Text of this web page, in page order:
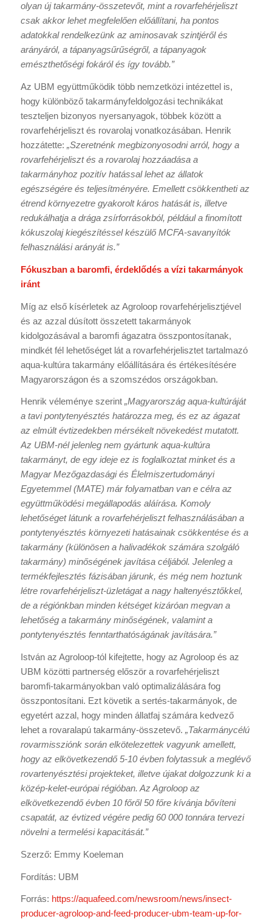
olyan új takarmány-összetevőt, mint a rovarfehérjeliszt
csak akkor lehet megfelelően előállítani, ha pontos
adatokkal rendelkezünk az aminosavak szintjéről és
arányáról, a tápanyagsűrűségről, a tápanyagok
emészthetőségi fokáról és így tovább.”
Az UBM együttműködik több nemzetközi intézettel is,
hogy különböző takarmányfeldolgozási technikákat
teszteljen bizonyos nyersanyagok, többek között a
rovarfehérjeliszt és rovarolaj vonatkozásában. Henrik
hozzátette: „Szeretnénk megbizonyosodni arról, hogy a
rovarfehérjeliszt és a rovarolaj hozzáadása a
takarmányhoz pozitív hatással lehet az állatok
egészségére és teljesítményére. Emellett csökkentheti az
étrend környezetre gyakorolt káros hatását is, illetve
redukálhatja a drága zsírforrásokból, például a finomított
kókuszolaj kiegészítéssel készülő MCFA-savanyítók
felhasználási arányát is.”
Fókuszban a baromfi, érdeklődés a vízi takarmányok
iránt
Míg az első kísérletek az Agroloop rovarfehérjelisztjével
és az azzal dúsított összetett takarmányok
kidolgozásával a baromfi ágazatra összpontosítanak,
mindkét fél lehetőséget lát a rovarfehérjelisztet tartalmazó
aqua-kultúra takarmány előállítására és értékesítésére
Magyarországon és a szomszédos országokban.
Henrik véleménye szerint „Magyarország aqua-kultúráját
a tavi pontytenyésztés határozza meg, és ez az ágazat
az elmúlt évtizedekben mérsékelt növekedést mutatott.
Az UBM-nél jelenleg nem gyártunk aqua-kultúra
takarmányt, de egy ideje ez is foglalkoztat minket és a
Magyar Mezőgazdasági és Élelmiszertudományi
Egyetemmel (MATE) már folyamatban van e célra az
együttműködési megállapodás aláírása. Komoly
lehetőséget látunk a rovarfehérjeliszt felhasználásában a
pontytenyésztés környezeti hatásainak csökkentése és a
takarmány (különösen a halivadékok számára szolgáló
takarmány) minőségének javítása céljából. Jelenleg a
termékfejlesztés fázisában járunk, és még nem hoztunk
létre rovarfehérjeliszt-üzletágat a nagy haltenyésztőkkel,
de a régiónkban minden kétséget kizáróan megvan a
lehetőség a takarmány minőségének, valamint a
pontytenyésztés fenntarthatóságának javítására.”
István az Agroloop-tól kifejtette, hogy az Agroloop és az
UBM közötti partnerség először a rovarfehérjeliszt
baromfi-takarmányokban való optimalizálására fog
összpontosítani. Ezt követik a sertés-takarmányok, de
egyetért azzal, hogy minden állatfaj számára kedvező
lehet a rovaralapú takarmány-összetevő. „Takarmánycélú
rovarmissziónk során elkötelezettek vagyunk amellett,
hogy az elkövetkezendő 5-10 évben folytassuk a meglévő
rovartenyésztési projekteket, illetve újakat dolgozzunk ki a
közép-kelet-európai régióban. Az Agroloop az
elkövetkezendő évben 10 főről 50 főre kívánja bővíteni
csapatát, az évtized végére pedig 60 000 tonnára tervezi
növelni a termelési kapacitását.”
Szerző: Emmy Koeleman
Fordítás: UBM
Forrás: https://aquafeed.com/newsroom/news/insect-
producer-agroloop-and-feed-producer-ubm-team-up-for-